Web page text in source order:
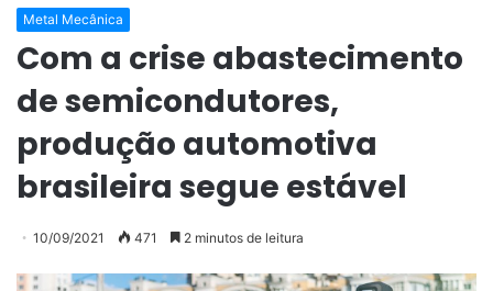
Metal Mecânica
Com a crise abastecimento
de semicondutores,
produção automotiva
brasileira segue estável
10/09/2021 471 2 minutos de leitura